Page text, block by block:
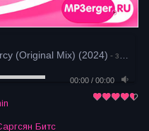
(Original Mix) (2024) - загрузка
00:00 / 00:00
Битс